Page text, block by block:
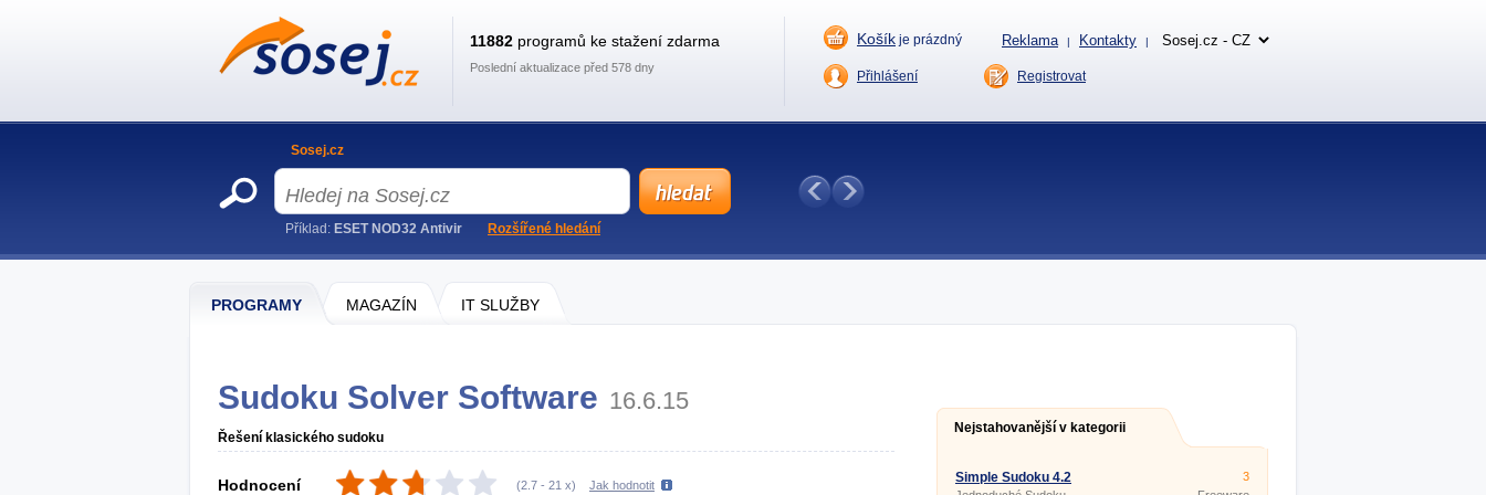
PROGRAMY MAGAZÍN IT SLUŽBY
Sudoku Solver Software 16.6.15
Řešení klasického sudoku
Hodnocení (2.7 - 21 x) Jak hodnotit
Nejstahovanější v kategorii
Simple Sudoku 4.2
3
11882 programů ke stažení zdarma
Poslední aktualizace před 578 dny
Košík je prázdný Reklama | Kontakty |
Přihlášení Registrovat
Sosej.cz
Příklad: ESET NOD32 Antivir Rozšířené hledání